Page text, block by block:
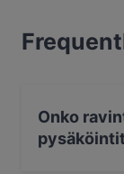
puolestaan.
illallislista on
Onko